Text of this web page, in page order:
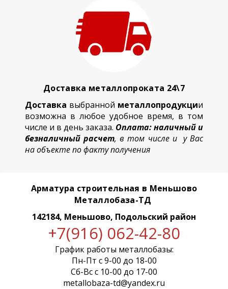
Доставка металлопроката 24\7
Доставка выбранной металлопродукции
возможна в любое удобное время, в том
числе и в день заказа. Оплата: наличный и
безналичный расчет, в том числе и у Вас
на объекте по факту получения
Арматура строительная в Меньшово
Металлобаза-ТД
142184, Меньшово, Подольский район
+7(916) 062-42-80
График работы металлобазы:
Пн-Пт с 9-00 до 18-00
Сб-Вс с 10-00 до 17-00
metallobaza-td@yandex.ru